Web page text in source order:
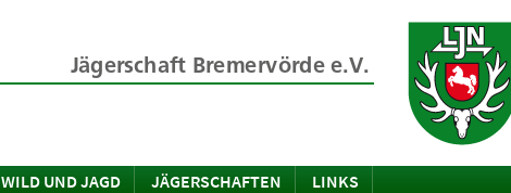
WILD UND JAGD JÄGERSCHAFTEN LINKS